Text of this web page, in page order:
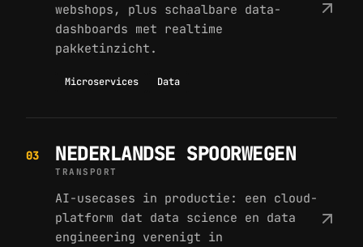
webshops, plus schaalbare data-
dashboards met realtime
pakketinzicht.
Microservices Data
03 NEDERLANDSE SPOORWEGEN
TRANSPORT
AI-usecases in productie: een cloud-
platform dat data science en data
engineering verenigt in